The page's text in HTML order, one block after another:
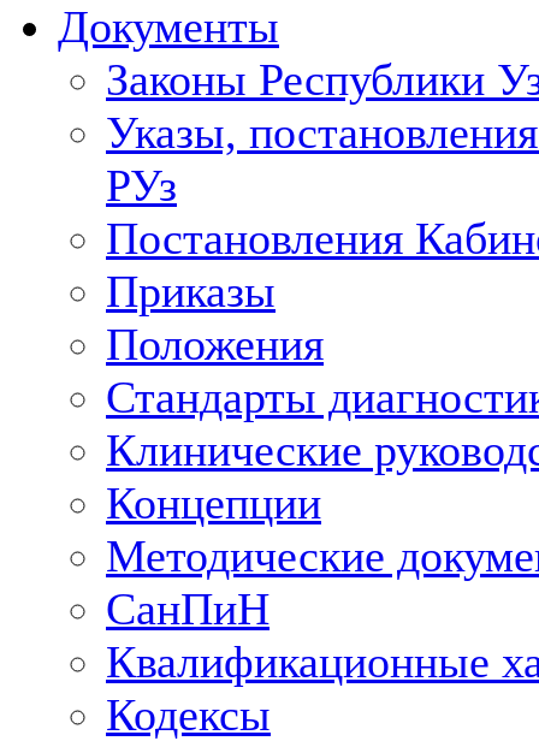
Документы
Законы Республики
Указы,
РУз
Постановления
Приказы
Положения
Стандарты
Клинические
Концепции
Методические
СанПиН
Квалификационные
Кодексы